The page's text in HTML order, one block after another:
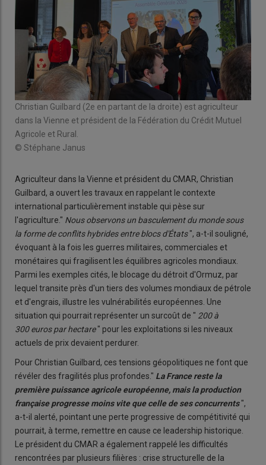
Christian Guilbard (2e en partant de la droite) est agriculteur
dans la Vienne et président de la Fédération du Crédit Mutuel
Agricole et Rural.
© Stéphane Janus
Agriculteur dans la Vienne et président du CMAR, Christian
Guilbard, a ouvert les travaux en rappelant le contexte
international particulièrement instable qui pèse sur
l'agriculture." Nous observons un basculement du monde sous
la forme de conflits hybrides entre blocs d'États", a-t-il souligné,
évoquant à la fois les guerres militaires, commerciales et
monétaires qui fragilisent les équilibres agricoles mondiaux.
Parmi les exemples cités, le blocage du détroit d'Ormuz, par
lequel transite près d'un tiers des volumes mondiaux de pétrole
et d'engrais, illustre les vulnérabilités européennes. Une
situation qui pourrait représenter un surcoût de " 200 à
300 euros par hectare" pour les exploitations si les niveaux
actuels de prix devaient perdurer.
Pour Christian Guilbard, ces tensions géopolitiques ne font que
révéler des fragilités plus profondes." La France reste la
première puissance agricole européenne, mais la production
française progresse moins vite que celle de ses concurrents",
a-t-il alerté, pointant une perte progressive de compétitivité qui
pourrait, à terme, remettre en cause ce leadership historique.
Le président du CMAR a également rappelé les difficultés
rencontrées par plusieurs filières : crise structurelle de la